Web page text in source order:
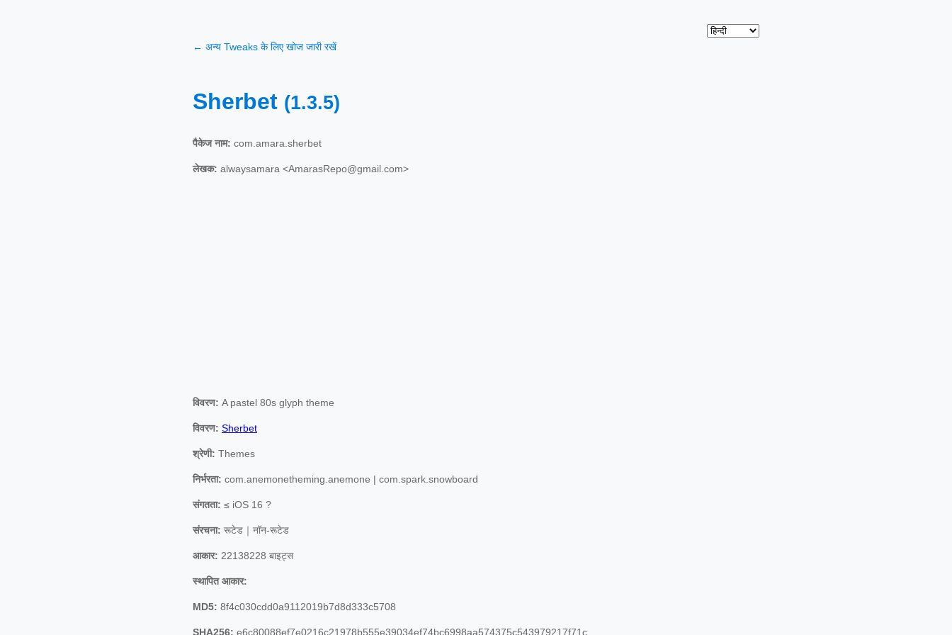
← अन्य Tweaks के लिए खोज जारी रखें
Sherbet (1.3.5)
पैकेज नाम: com.amara.sherbet
लेखक: alwaysamara <AmarasRepo@gmail.com>
विवरण: A pastel 80s glyph theme
विवरण: Sherbet
श्रेणी: Themes
निर्भरता: com.anemonetheming.anemone | com.spark.snowboard
संगतता: ≤ iOS 16 ?
संरचना: रूटेड｜नॉन-रूटेड
आकार: 22138228 बाइट्स
स्थापित आकार:
MD5: 8f4c030cdd0a9112019b7d8d333c5708
SHA256: e6c80088ef7e0216c21978b555e39034ef74bc6998aa574375c543979217f71c